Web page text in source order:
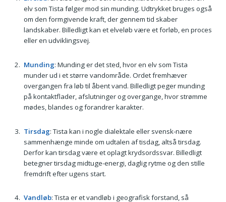
elv som Tista følger mod sin munding. Udtrykket bruges også
om den formgivende kraft, der gennem tid skaber
landskaber. Billedligt kan et elveløb være et forløb, en proces
eller en udviklingsvej.
Munding: Munding er det sted, hvor en elv som Tista
munder ud i et større vandområde. Ordet fremhæver
overgangen fra løb til åbent vand. Billedligt peger munding
på kontaktflader, afslutninger og overgange, hvor strømme
mødes, blandes og forandrer karakter.
Tirsdag: Tista kan i nogle dialektale eller svensk-nære
sammenhænge minde om udtalen af tisdag, altså tirsdag.
Derfor kan tirsdag være et oplagt krydsordssvar. Billedligt
betegner tirsdag midtuge-energi, daglig rytme og den stille
fremdrift efter ugens start.
Vandløb: Tista er et vandløb i geografisk forstand, så